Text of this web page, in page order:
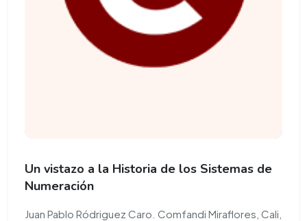
Un vistazo a la Historia de los Sistemas de
Numeración
Juan Pablo Ródriguez Caro. Comfandi Miraflores, Cali,